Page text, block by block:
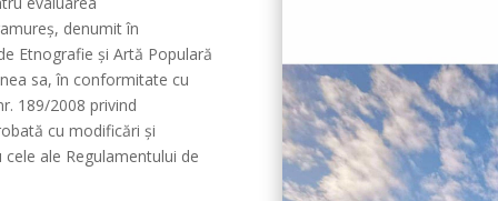
denumit în
Etnografie şi Artă Populară
sa, în conformitate cu
189/2008 privind
cu modificări şi
ale Regulamentului de